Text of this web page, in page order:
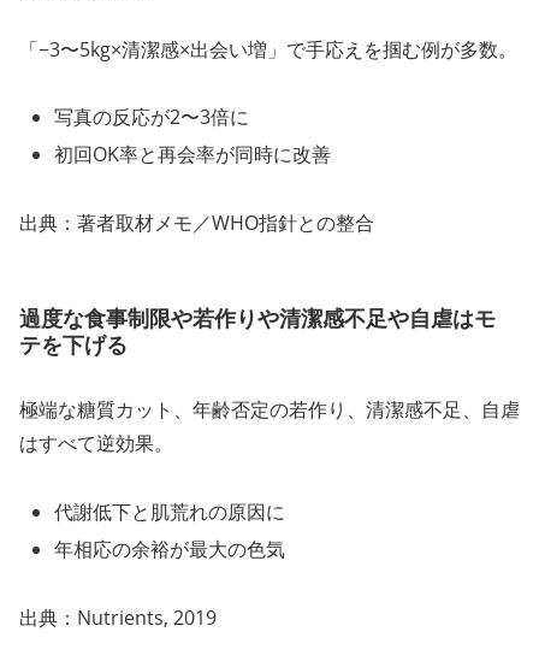
「−3〜5kg×清潔感×出会い増」で手応えを掴む例が多数。
写真の反応が2〜3倍に
初回OK率と再会率が同時に改善
出典：著者取材メモ／WHO指針との整合
過度な食事制限や若作りや清潔感不足や自虐はモ
テを下げる
極端な糖質カット、年齢否定の若作り、清潔感不足、自虐
はすべて逆効果。
代謝低下と肌荒れの原因に
年相応の余裕が最大の色気
出典：Nutrients, 2019